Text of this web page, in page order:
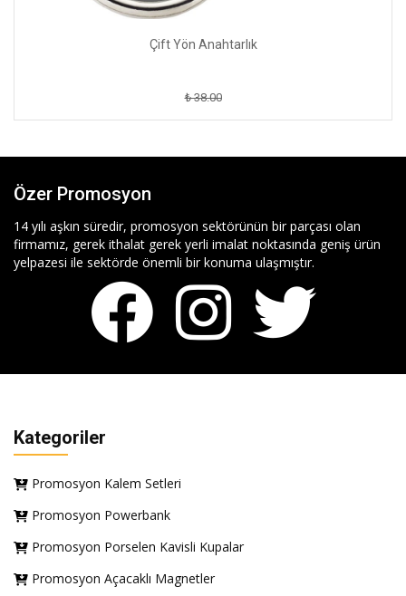
Çift Yön Anahtarlık
₺ 38.00
Özer Promosyon
14 yılı aşkın süredir, promosyon sektörünün bir parçası olan
firmamız, gerek ithalat gerek yerli imalat noktasında geniş ürün
yelpazesi ile sektörde önemli bir konuma ulaşmıştır.
Kategoriler
Promosyon Kalem Setleri
Promosyon Powerbank
Promosyon Porselen Kavisli Kupalar
Promosyon Açacaklı Magnetler